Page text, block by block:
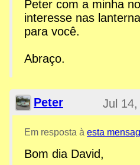
Re:
Peter com a minha
interesse nas
para você.
Abraço.
Peter Jul 14,
Em resposta à esta
Bom dia David,